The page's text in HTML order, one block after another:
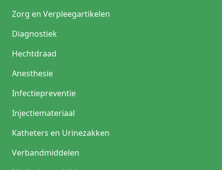
Zorg en Verpleegartikelen
Diagnostiek
Hechtdraad
Anesthesie
Infectiepreventie
Injectiemateriaal
Katheters en Urinezakken
Verbandmiddelen